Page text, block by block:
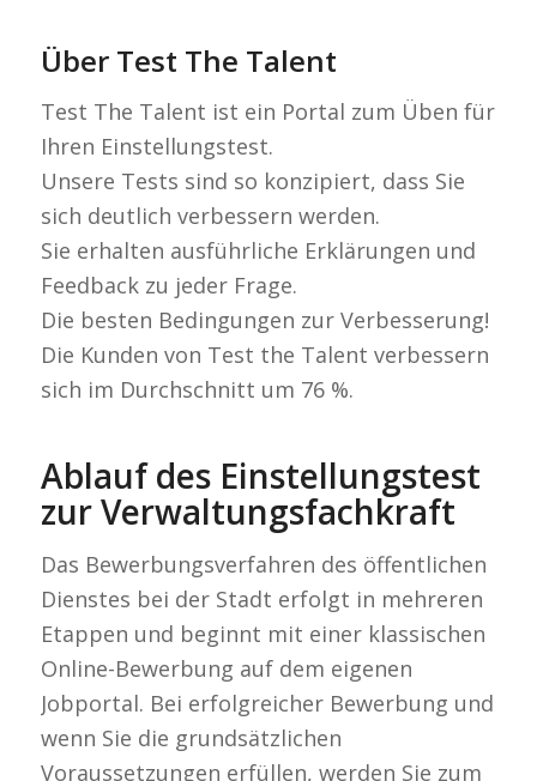
Über Test The Talent
Test The Talent ist ein Portal zum Üben für
Ihren Einstellungstest.
Unsere Tests sind so konzipiert, dass Sie
sich deutlich verbessern werden.
Sie erhalten ausführliche Erklärungen und
Feedback zu jeder Frage.
Die besten Bedingungen zur Verbesserung!
Die Kunden von Test the Talent verbessern
sich im Durchschnitt um 76 %.
Ablauf des Einstellungstest
zur Verwaltungsfachkraft
Das Bewerbungsverfahren des öffentlichen
Dienstes bei der Stadt erfolgt in mehreren
Etappen und beginnt mit einer klassischen
Online-Bewerbung auf dem eigenen
Jobportal. Bei erfolgreicher Bewerbung und
wenn Sie die grundsätzlichen
Voraussetzungen erfüllen, werden Sie zum